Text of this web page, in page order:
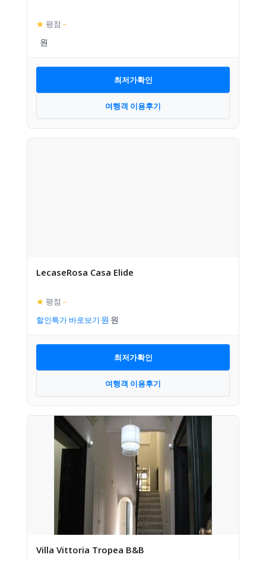
★ 평점 –
최저가확인
여행객 이용후기
LecaseRosa Casa Elide
★ 평점 –
할인특가 바로보기
최저가확인
여행객 이용후기
Villa Vittoria Tropea B&B